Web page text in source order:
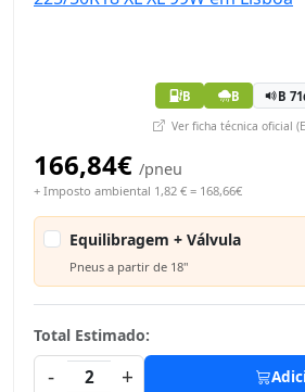
B B B
Ver ficha técnica oficial
166,84€ /pneu
+ Imposto ambiental 1,82 € = 168,66€
Equilibragem + Válvula
Pneus a partir de 18"
Total Estimado:
-
2 +